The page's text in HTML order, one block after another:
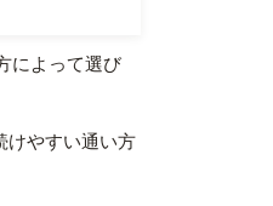
によって選び
けやすい通い方